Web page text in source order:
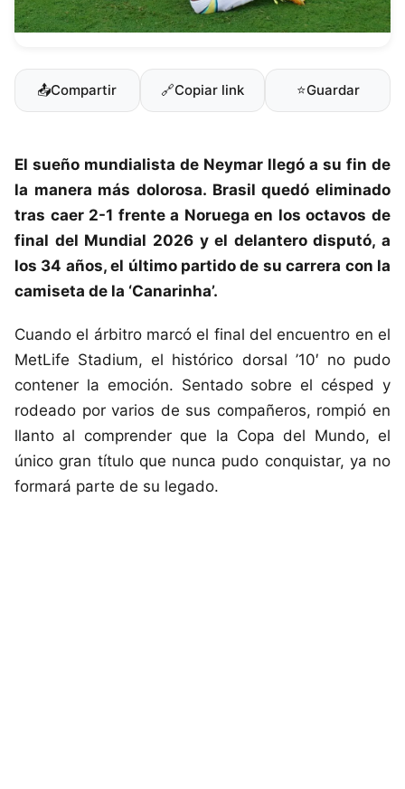
📤Compartir 🔗Copiar link ⭐Guardar
El sueño mundialista de Neymar llegó a su fin de
la manera más dolorosa. Brasil quedó eliminado
tras caer 2-1 frente a Noruega en los octavos de
final del Mundial 2026y el delantero disputó, a
los 34 años, el último partido de su carrera con la
camiseta de la ‘Canarinha’.
Cuando el árbitro marcó el final del encuentro en el
MetLife Stadium, el histórico dorsal ’10′ no pudo
contener la emoción. Sentado sobre el césped y
rodeado por varios de sus compañeros, rompió en
llanto al comprender que la Copa del Mundo, el
único gran título que nunca pudo conquistar, ya no
formará parte de su legado.